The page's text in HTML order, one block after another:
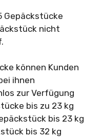
Gepäckstücke
nicht
können Kunden
ihnen
zur Verfügung
bis zu 23 kg
bis 23 kg
bis 32 kg